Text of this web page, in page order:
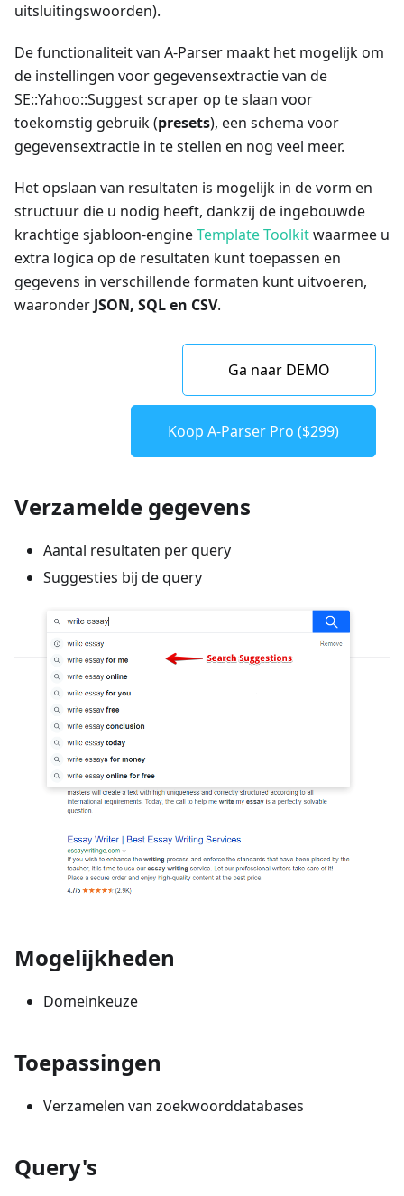
uitsluitingswoorden).
De functionaliteit van A-Parser maakt het mogelijk om
de instellingen voor gegevensextractie van de
SE::Yahoo::Suggest scraper op te slaan voor
toekomstig gebruik (presets), een schema voor
gegevensextractie in te stellen en nog veel meer.
Het opslaan van resultaten is mogelijk in de vorm en
structuur die u nodig heeft, dankzij de ingebouwde
krachtige sjabloon-engineTemplate Toolkitwaarmee u
extra logica op de resultaten kunt toepassen en
gegevens in verschillende formaten kunt uitvoeren,
waaronder JSON, SQL en CSV.
Ga naar DEMO
Koop A-Parser Pro ($299)
Verzamelde gegevens
Aantal resultaten per query
Suggesties bij de query
Mogelijkheden
Domeinkeuze
Toepassingen
Verzamelen van zoekwoorddatabases
Query's